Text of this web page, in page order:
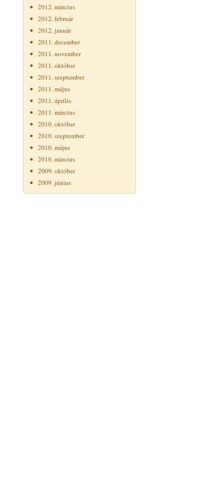
2012. március
2012. február
2012. január
2011. december
2011. november
2011. október
2011. szeptember
2011. május
2011. április
2011. március
2010. október
2010. szeptember
2010. május
2010. március
2009. október
2009. június